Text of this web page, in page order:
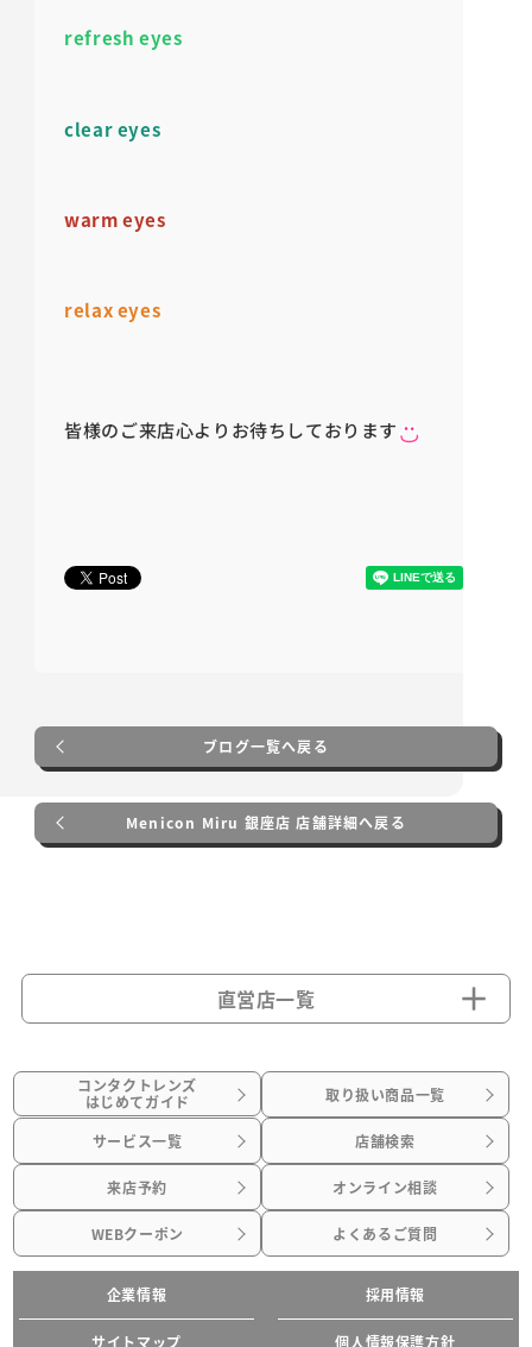
refresh eyes
clear eyes
warm eyes
relax eyes
皆様のご来店心よりお待ちしております
ブログ一覧へ戻る
Menicon Miru 銀座店 店舗詳細へ戻る
直営店一覧
コンタクトレンズ
はじめてガイド 取り扱い商品一覧
サービス一覧 店舗検索
来店予約 オンライン相談
WEBクーポン よくあるご質問
企業情報 採用情報
サイトマップ 個人情報保護方針